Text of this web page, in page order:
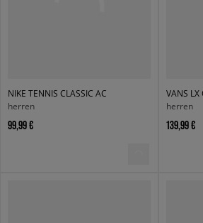
NIKE TENNIS CLASSIC AC
herren
99,99 €
herren
139,99 €